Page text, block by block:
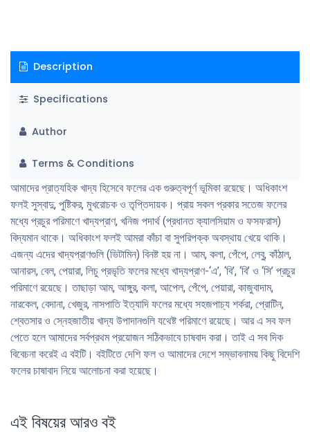
Description
Specifications
Author
Terms & Conditions
আমাদের প্রাত্যহিক খাদ্য হিসেবে ফলের এক গুরুত্বপূর্ণ ভূমিকা রয়েছে। অধিকাংশ
ফলই সুস্বাদু, পুষ্টিকর, মুখরােচক ও তৃপ্তিদায়ক। প্রায় সকল প্রকার সতেজ ফলের
মধ্যে প্রচুর পরিমাণে খাদ্যপ্রাণ, খনিজ পদার্থ (প্রধানত ক্যালসিয়াম ও ফসফরাস)
বিদ্যমান থাকে। অধিকাংশ ফলই আমরা কাঁচা বা সুপরিপক্ক অবস্থায় খেয়ে থাকি।
এজন্য এদের খাদ্যপ্রাণগুলি (ভিটামিন) বিনষ্ট হয় না। আম, কলা, পেঁপে, লেবু, কাঁঠাল,
আনারস, বেল, পেয়ারা, লিচু প্রভৃতি ফলের মধ্যে খাদ্যপ্রাণ-‘এ’, ‘বি’, ‘বি’ ও ‘সি’ প্রচুর
পরিমাণে রয়েছে। তাছাড়া আম, আঙ্গুর, কলা, আপেল, পেঁপে, পেয়ারা, কাজুবাদাম,
নারকেল, বেদানা, খেজুর, নাসপাতি ইত্যাদি ফলের মধ্যে সহজপাচ্য শর্করা, প্রােটিন,
শ্বেতসার ও স্নেহজাতীয় খাদ্য উপাদানগুলি যথেষ্ট পরিমাণে রয়েছে। আর এ সব ফল
পেতে হলে আমাদের সর্বপ্রথম প্রয়ােজন সঠিকভাবে চাষবাদ করা। তাই এ সব দিক
বিবেচনা করেই এ বইটি। বইটিতে দেশি ফল ও আমাদের দেশে সম্ভাবনাময় কিছু বিদেশি
ফলের চাষাবাদ নিয়ে আলােচনা করা হয়েছে।
এই বিষয়ের আরও বই